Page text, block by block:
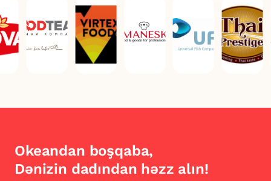
Okeandan boşqaba,
Dənizin dadından həzz alın!